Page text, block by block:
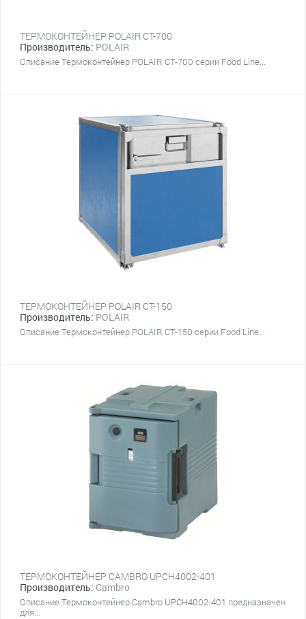
ТЕРМОКОНТЕЙНЕР POLAIR CT-700
Производитель: POLAIR
Описание Термоконтейнер POLAIR CT-700 серии Food Line...
ТЕРМОКОНТЕЙНЕР POLAIR CT-150
Производитель: POLAIR
Описание Термоконтейнер POLAIR CT-150 серии Food Line...
ТЕРМОКОНТЕЙНЕР CAMBRO UPCH4002-401
Производитель: Cambro
Описание Термоконтейнер Cambro UPCH4002-401 предназначен
для...